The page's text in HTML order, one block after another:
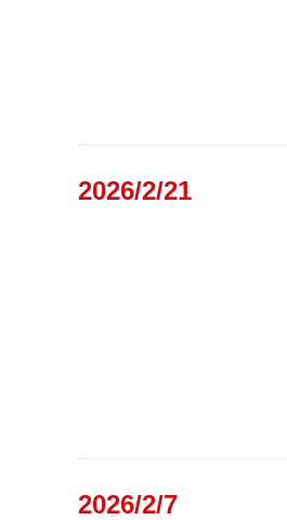
2026/2/21
2026/2/7